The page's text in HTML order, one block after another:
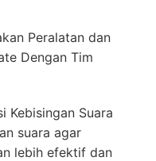
Peralatan dan
Dengan Tim
Kebisingan Suara
suara agar
lebih efektif dan